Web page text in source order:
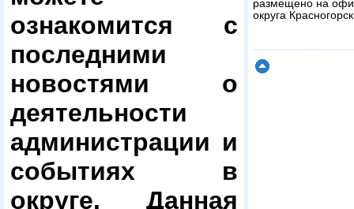
ознакомится с
последними
новостями о
деятельности
администрации и
событиях в
округе. Данная
размещено на
округа